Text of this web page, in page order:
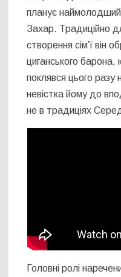
планує
Захар. Традиційно
створення сім’ї він
циганського
поклявся цього разу
невістка йому до
не в традиціях
Головні ролі